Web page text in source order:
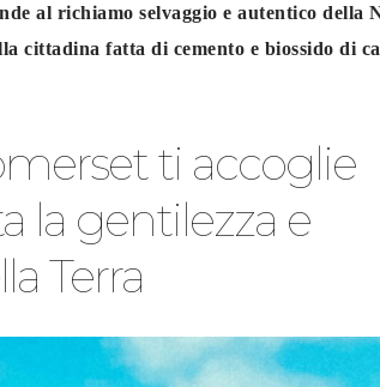
al richiamo selvaggio e autentico della
cittadina fatta di cemento e biossido di
ti accoglie
la gentilezza e
Terra